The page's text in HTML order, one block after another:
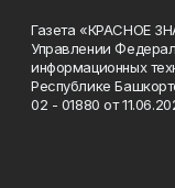
Газета «КРАСНОЕ
Управлении
информационных
Республике
02 - 01880 от